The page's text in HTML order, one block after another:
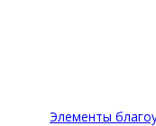
Элементы